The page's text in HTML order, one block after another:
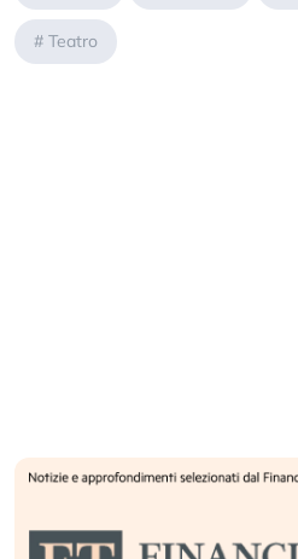
# Teatro